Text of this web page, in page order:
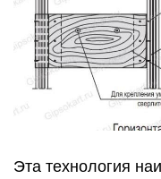
Эта технология